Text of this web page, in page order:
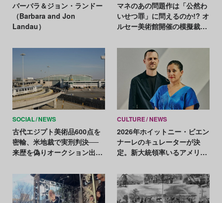
バーバラ＆ジョン・ランドー
（Barbara and Jon
Landau）
マネのあの問題作は「公然わ
いせつ罪」に問えるのか!? オ
ルセー美術館開催の模擬裁判
SOCIAL NEWS
古代エジプト美術品600点を
密輸、米地裁で実刑判決──
来歴を偽りオークション出品
CULTURE NEWS
2026年ホイットニー・ビエン
ナーレのキュレーターが決
定。新大統領率いるアメリカ